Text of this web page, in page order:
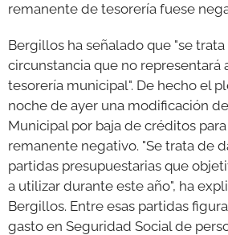
remanente de tesorería fuese
Bergillos ha señalado que "se
circunstancia que no representará
tesorería municipal". De hecho el
noche de ayer una modificación
Municipal por baja de créditos
remanente negativo. "Se trata de
partidas presupuestarias que
a utilizar durante este año", ha
Bergillos. Entre esas partidas
gasto en Seguridad Social de